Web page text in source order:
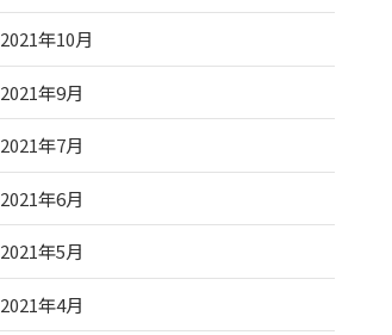
2021年10月
2021年9月
2021年7月
2021年6月
2021年5月
2021年4月